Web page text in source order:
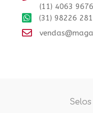
(11) 4063
(31) 98226